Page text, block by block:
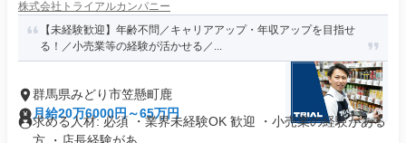
株式会社トライアルカンパニー
【未経験歓迎】年齢不問／キャリアアップ・年収アップを目指せ
る！／小売業等の経験が活かせる／...
群馬県みどり市笠懸町鹿
月給20万6000円～65万円
求める人材: 必須 ・業界未経験OK 歓迎 ・小売業の経験がある